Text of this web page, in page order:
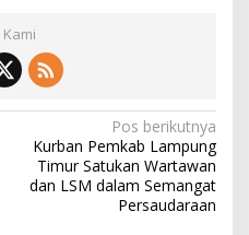
Pos berikutnya
Kurban Pemkab Lampung
Timur Satukan Wartawan
dan LSM dalam Semangat
Persaudaraan